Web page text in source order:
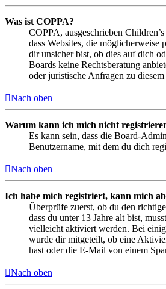
Was ist COPPA?
COPPA, ausgeschrieben
dass Websites, die möglicherweise
dir unsicher bist, ob dies auf dich
Boards keine Rechtsberatung
oder juristische Anfragen zu
Nach oben
Warum kann ich mich nicht
Es kann sein, dass die Board-
Benutzername, mit dem du dich
Nach oben
Ich habe mich registriert, kann mich
Überprüfe zuerst, ob du den
dass du unter 13 Jahre alt bist,
vielleicht aktiviert werden. Bei
wurde dir mitgeteilt, ob eine
hast oder die E-Mail von einem
Nach oben